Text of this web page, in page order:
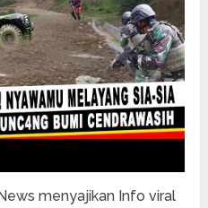
menyajikan Info viral